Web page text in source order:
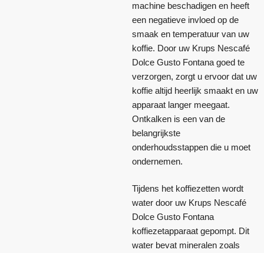
machine beschadigen en heeft
een negatieve invloed op de
smaak en temperatuur van uw
koffie. Door uw Krups Nescafé
Dolce Gusto Fontana goed te
verzorgen, zorgt u ervoor dat uw
koffie altijd heerlijk smaakt en uw
apparaat langer meegaat.
Ontkalken is een van de
belangrijkste
onderhoudsstappen die u moet
ondernemen.
Tijdens het koffiezetten wordt
water door uw Krups Nescafé
Dolce Gusto Fontana
koffiezetapparaat gepompt. Dit
water bevat mineralen zoals